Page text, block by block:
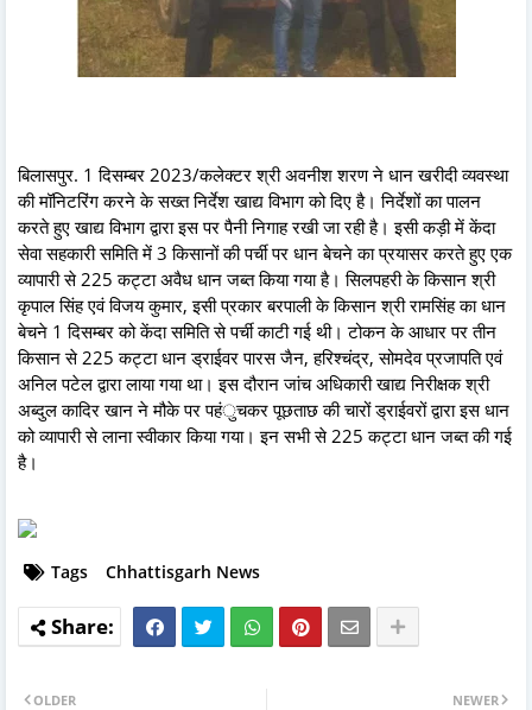
बिलासपुर. 1 दिसम्बर 2023/कलेक्टर श्री अवनीश शरण ने धान खरीदी व्यवस्था
की मॉनिटरिंग करने के सख्त निर्देश खाद्य विभाग को दिए है। निर्देशों का पालन
करते हुए खाद्य विभाग द्वारा इस पर पैनी निगाह रखी जा रही है। इसी कड़ी में केंदा
सेवा सहकारी समिति में 3 किसानों की पर्ची पर धान बेचने का प्रयासर करते हुए एक
व्यापारी से 225 कट्टा अवैध धान जब्त किया गया है। सिलपहरी के किसान श्री
कृपाल सिंह एवं विजय कुमार, इसी प्रकार बरपाली के किसान श्री रामसिंह का धान
बेचने 1 दिसम्बर को केंदा समिति से पर्ची काटी गई थी। टोकन के आधार पर तीन
किसान से 225 कट्टा धान ड्राईवर पारस जैन, हरिश्चंद्र, सोमदेव प्रजापति एवं
अनिल पटेल द्वारा लाया गया था। इस दौरान जांच अधिकारी खाद्य निरीक्षक श्री
अब्दुल कादिर खान ने मौके पर पहंुचकर पूछताछ की चारों ड्राईवरों द्वारा इस धान
को व्यापारी से लाना स्वीकार किया गया। इन सभी से 225 कट्टा धान जब्त की गई
है।
Tags Chhattisgarh News
NEWER
OLDER